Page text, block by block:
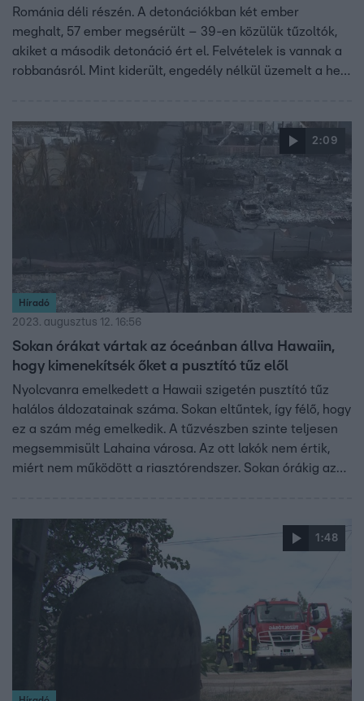
Románia déli részén. A detonációkban két ember
meghalt, 57 ember megsérült – 39-en közülük tűzoltók,
akiket a második detonáció ért el. Felvételek is vannak a
robbanásról. Mint kiderült, engedély nélkül üzemelt a hely,
2:09
Híradó
2023. augusztus 12. 16:56
Sokan órákat vártak az óceánban állva Hawaiin,
hogy kimenekítsék őket a pusztító tűz elől
Nyolcvanra emelkedett a Hawaii szigetén pusztító tűz
halálos áldozatainak száma. Sokan eltűntek, így félő, hogy
ez a szám még emelkedik. A tűzvészben szinte teljesen
megsemmisült Lahaina városa. Az ott lakók nem értik,
miért nem működött a riasztórendszer. Sokan órákig az
kerülhet.
1:48